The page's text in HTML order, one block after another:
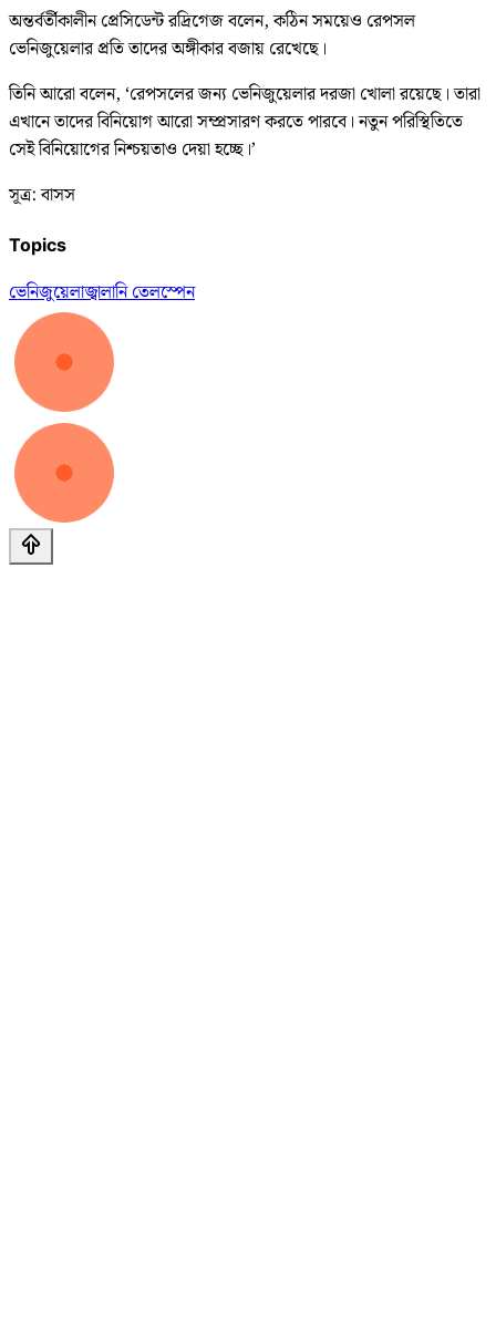
অন্তর্বর্তীকালীন প্রেসিডেন্ট রদ্রিগেজ বলেন, কঠিন সময়েও রেপসল
ভেনিজুয়েলার প্রতি তাদের অঙ্গীকার বজায় রেখেছে।
তিনি আরো বলেন, ‘রেপসলের জন্য ভেনিজুয়েলার দরজা খোলা রয়েছে। তারা
এখানে তাদের বিনিয়োগ আরো সম্প্রসারণ করতে পারবে। নতুন পরিস্থিতিতে
সেই বিনিয়োগের নিশ্চয়তাও দেয়া হচ্ছে।’
সূত্র: বাসস
Topics
ভেনিজুয়েলাজ্বালানি তেলস্পেন